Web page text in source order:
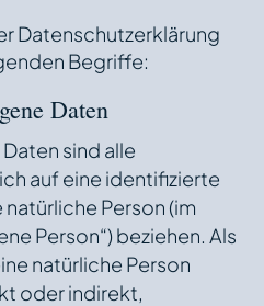
Datenschutzerklärung
Begriffe:
Daten
sind alle
auf eine identifizierte
Person (im
Person“) beziehen. Als
natürliche Person
oder indirekt,